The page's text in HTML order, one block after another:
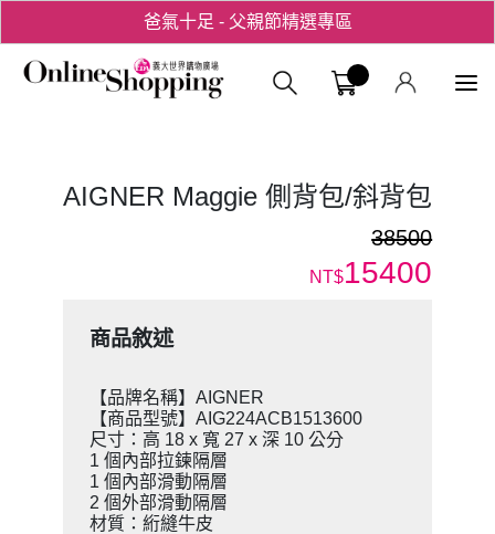
爸氣十足 - 父親節精選專區
用心愛你！七夕星選禮遇！義大購物
AIGNER Maggie 側背包/斜背包
38500
NT$15400
商品敘述
【品牌名稱】AIGNER
【商品型號】AIG224ACB1513600
尺寸：高 18 x 寬 27 x 深 10 公分
1 個內部拉鍊隔層
1 個內部滑動隔層
2 個外部滑動隔層
材質：絎縫牛皮